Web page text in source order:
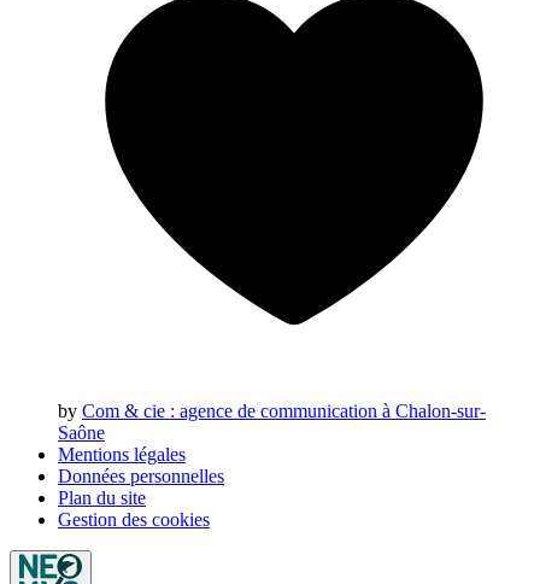
by Com & cie : agence de communication à Chalon-sur-
Saône
Mentions légales
Données personnelles
Plan du site
Gestion des cookies